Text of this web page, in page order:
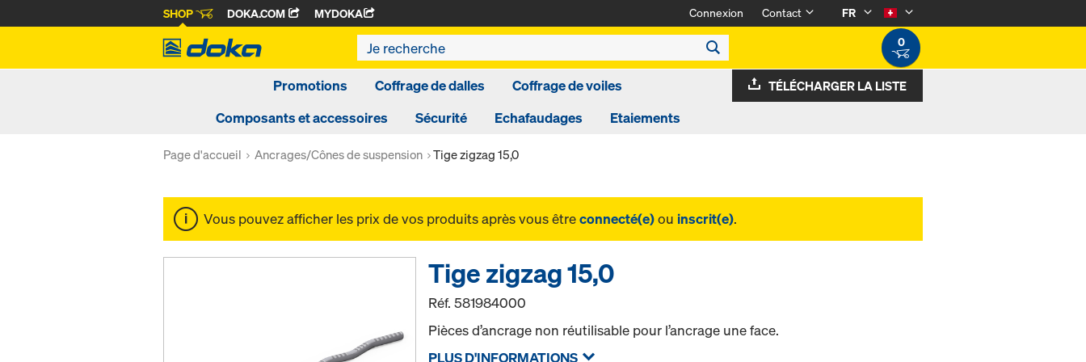
SHOP DOKA.COM MYDOKA Connexion Contact
FR
0
Promotions Coffrage de dalles
Coffrage de voiles
Composants et accessoires
Sécurité Echafaudages Etaiements
TÉLÉCHARGER LA LISTE
Page d'accueil Ancrages/Cônes de suspension Tige zigzag 15,0
Vous pouvez afficher les prix de vos produits après vous êtreconnecté(e)ou inscrit(e).
Tige zigzag 15,0
Réf.581984000
Pièces d’ancrage non réutilisable pour l’ancrage une face.
PLUS D'INFORMATIONS